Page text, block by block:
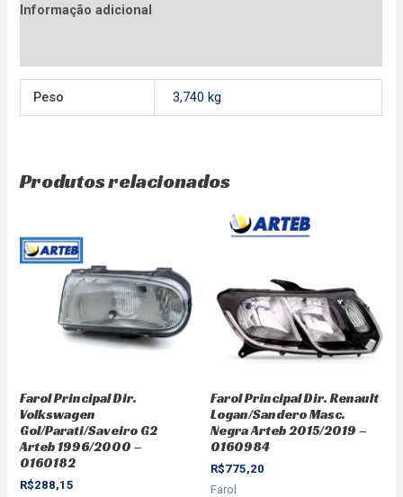
Informação adicional
Peso 3,740 kg
Produtos relacionados
Farol Principal Dir.
Volkswagen
Gol/Parati/Saveiro G2
Arteb 1996/2000 –
0160182
R$288,15
Farol Principal Dir. Renault
Logan/Sandero Masc.
Negra Arteb 2015/2019 –
0160984
R$775,20
Farol